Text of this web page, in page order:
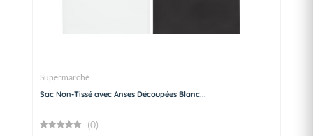
Supermarché
Sac Non-Tissé avec Anses Découpées Blanc...
(0)